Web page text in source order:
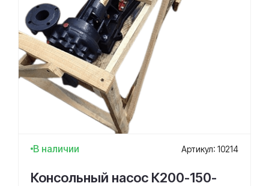
В наличии Артикул: 10214
Консольный насос К200-150-